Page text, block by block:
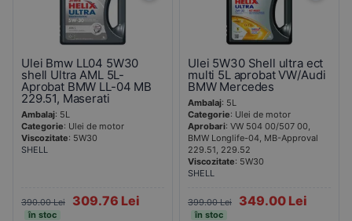
Ulei Bmw LL04 5W30
shell Ultra AML 5L-
Aprobat BMW LL-04 MB
229.51, Maserati
Ambalaj: 5L
Categorie: Ulei de motor
Viscozitate: 5W30
SHELL
390.00 Lei 309.76 Lei
în stoc
Ulei 5W30 Shell ultra ect
multi 5L aprobat VW/Audi
BMW Mercedes
Ambalaj: 5L
Categorie: Ulei de motor
Aprobari: VW 504 00/507 00,
BMW Longlife-04, MB-Approval
229.51, 229.52
Viscozitate: 5W30
SHELL
399.00 Lei 349.00 Lei
în stoc